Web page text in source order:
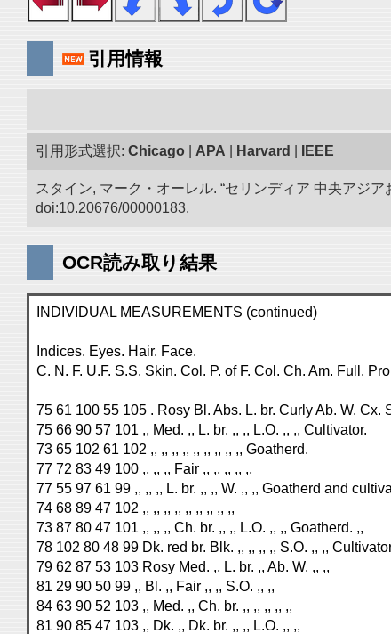
引用情報
引用形式選択: Chicago APA Harvard IEEE
スタイン, マーク・オーレル. “セリンディア 中央アジ
doi:10.20676/00000183.
OCR読み取り結果
INDIVIDUAL MEASUREMENTS (continued)
Indices. Eyes. Hair. Face.
C. N. F. U.F. S.S. Skin. Col. P. of F. Col. Ch. Am. Full.
75 61 100 55 105 . Rosy Bl. Abs. L. br. Curly Ab. W. Cx.
75 66 90 57 101 ,, Med. ,, L. br. ,, ,, L.O. ,, ,, Cultivator.
73 65 102 61 102 ,, ,, ,, ,, ,, ,, ,, ,, ,, Goatherd.
77 72 83 49 100 ,, ,, ,, Fair ,, ,, ,, ,, ,,
77 55 97 61 99 ,, ,, ,, L. br. ,, ,, W. ,, ,, Goatherd and
74 68 89 47 102 ,, ,, ,, ,, ,, ,, ,, ,, ,,
73 87 80 47 101 ,, ,, ,, Ch. br. ,, ,, L.O. ,, ,, Goatherd. ,,
78 102 80 48 99 Dk. red br. Blk. ,, ,, ,, ,, S.O. ,, ,,
79 62 87 53 103 Rosy Med. ,, L. br. ,, Ab. W. ,, ,,
81 29 90 50 99 ,, Bl. ,, Fair ,, ,, S.O. ,, ,,
84 63 90 52 103 ,, Med. ,, Ch. br. ,, ,, ,, ,, ,,
81 90 85 47 103 ,, Dk. ,, Dk. br. ,, ,, L.O. ,, ,,